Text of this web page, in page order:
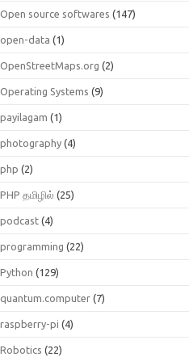
Open source softwares (147)
open-data (1)
OpenStreetMaps.org (2)
Operating Systems (9)
payilagam (1)
photography (4)
php (2)
PHP தமிழில் (25)
podcast (4)
programming (22)
Python (129)
quantum.computer (7)
raspberry-pi (4)
Robotics (22)